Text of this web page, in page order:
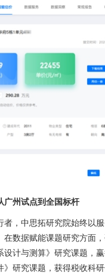
广州试点到全国标杆
者，中思拓研究院始终以
在数据赋能课题研究方面
设计与测算》研究课题，
研究课题，获得税收科研